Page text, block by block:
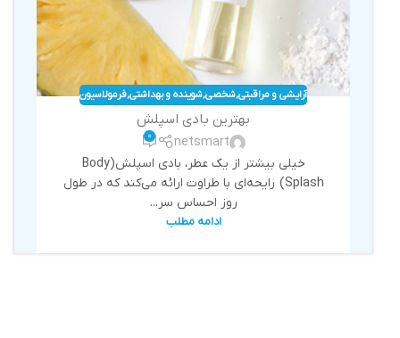
آرایشی و مراقبتی,شخصی,شوینده و بهداشتی,فرمولاسیون
بهترین بادی اسپلش
netsmart
0
خیلی بیشتر از یک عطر، بادی اسپلش(Body
Splash) رایحه‌ای با طراوت ارائه می‌کند که در طول
روز احساس سر...
ادامه مطلب